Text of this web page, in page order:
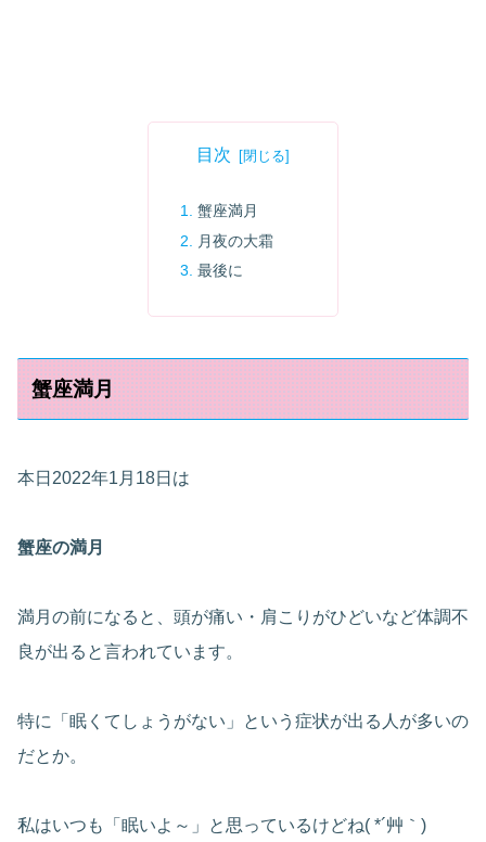
目次
蟹座満月
月夜の大霜
最後に
蟹座満月
本日2022年1月18日は
蟹座の満月
満月の前になると、頭が痛い・肩こりがひどいなど体調不
良が出ると言われています。
特に「眠くてしょうがない」という症状が出る人が多いの
だとか。
私はいつも「眠いよ～」と思っているけどね( *´艸｀)